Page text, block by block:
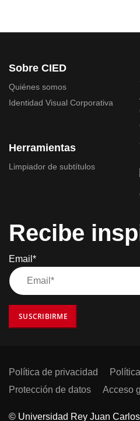
Sobre CIED
Quiénes somos
Identidad Visual Corporativa
Herramientas
Limpiador de subtítulos
Recibe
Email*
SUSCRIBIRME
Política de privacidad
Protección de datos
Acceso
© Universidad Rey Juan